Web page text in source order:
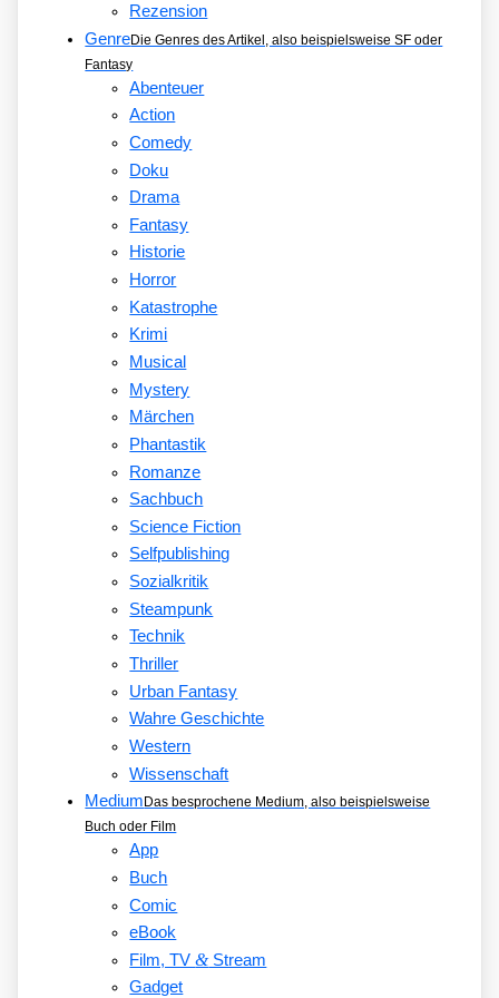
Rezension
GenreDie Genres des Artikel, also beispielsweise SF oder
Fantasy
Abenteuer
Action
Comedy
Doku
Drama
Fantasy
Historie
Horror
Katastrophe
Krimi
Musical
Mystery
Märchen
Phantastik
Romanze
Sachbuch
Science Fiction
Selfpublishing
Sozialkritik
Steampunk
Technik
Thriller
Urban Fantasy
Wahre Geschichte
Western
Wissenschaft
Medium Das besprochene Medium, also beispielsweise
Buch oder Film
App
Buch
Comic
eBook
Film, TV&Stream
Gadget